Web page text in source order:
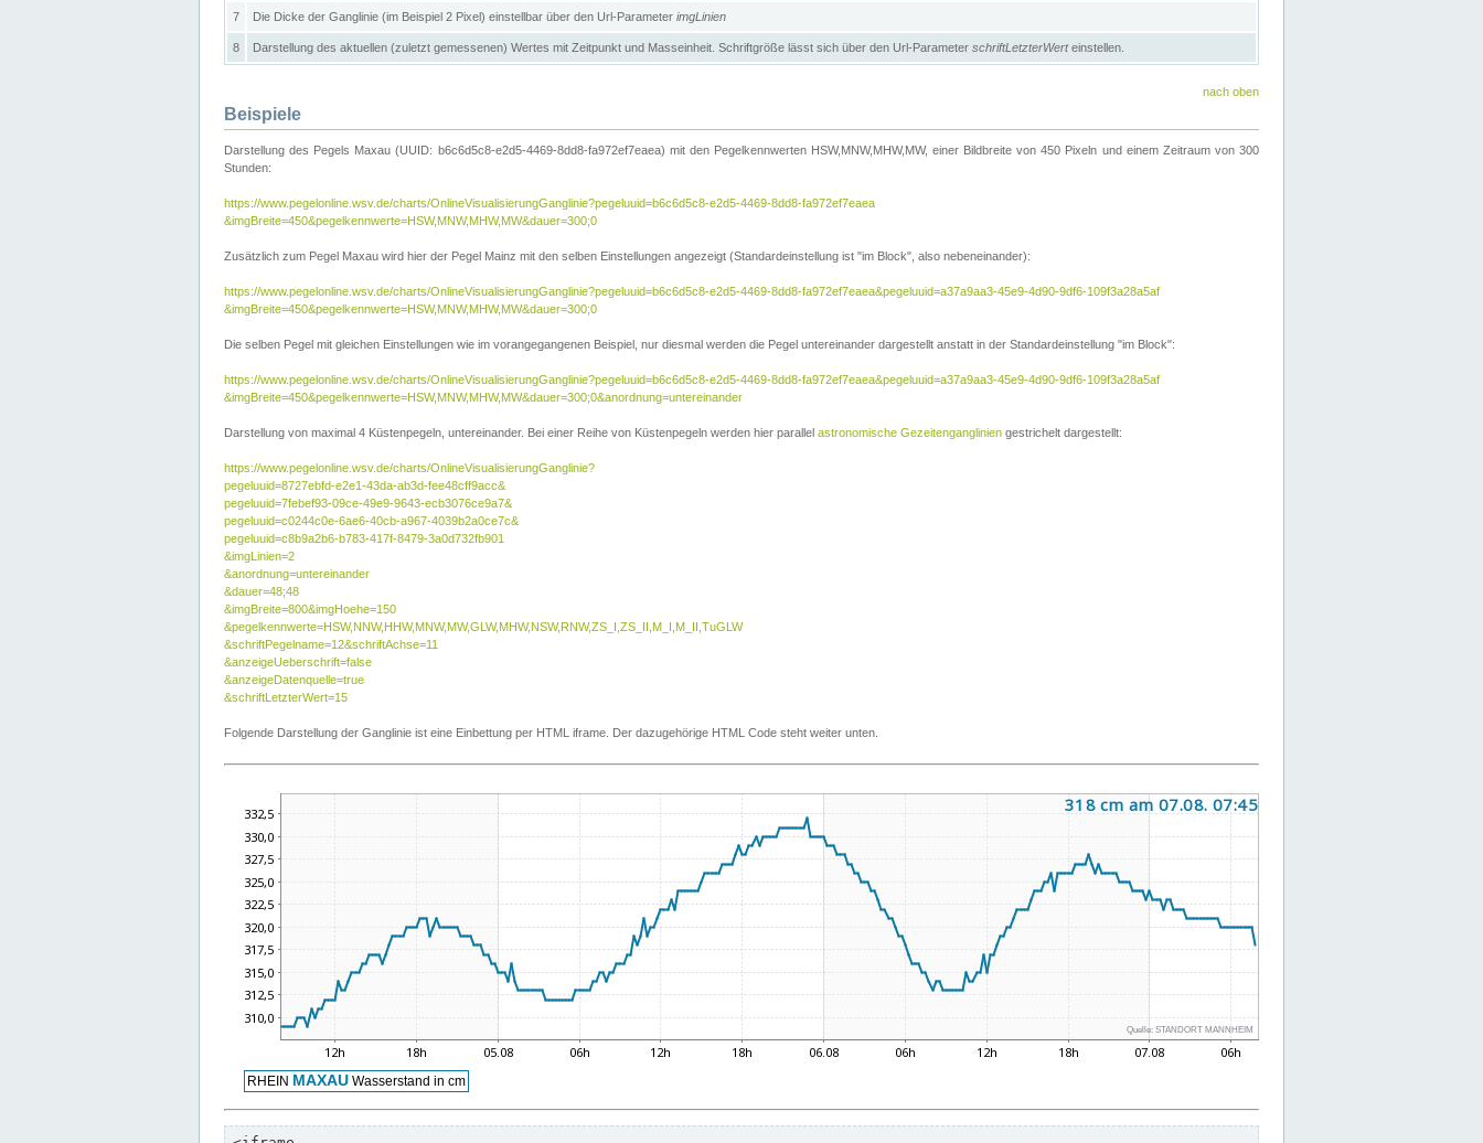
7 Die Dicke der Ganglinie (im Beispiel 2 Pixel) einstellbar über den Url-Parameter imgLinien
8 Darstellung des aktuellen (zuletzt gemessenen) Wertes mit Zeitpunkt und Masseinheit. Schriftgröße lässt sich über den Url-Parameter schriftLetzterWerteinstellen.
nach oben
Beispiele
Darstellung des Pegels Maxau (UUID: b6c6d5c8-e2d5-4469-8dd8-fa972ef7eaea) mit den Pegelkennwerten HSW,MNW,MHW,MW, einer Bildbreite von 450 Pixeln und einem Zeitraum von 300
Stunden:
https://www.pegelonline.wsv.de/charts/OnlineVisualisierungGanglinie?pegeluuid=b6c6d5c8-e2d5-4469-8dd8-fa972ef7eaea
&imgBreite=450&pegelkennwerte=HSW,MNW,MHW,MW&dauer=300;0
Zusätzlich zum Pegel Maxau wird hier der Pegel Mainz mit den selben Einstellungen angezeigt (Standardeinstellung ist "im Block", also nebeneinander):
https://www.pegelonline.wsv.de/charts/OnlineVisualisierungGanglinie?pegeluuid=b6c6d5c8-e2d5-4469-8dd8-fa972ef7eaea&pegeluuid=a37a9aa3-45e9-4d90-9df6-109f3a28a5af
&imgBreite=450&pegelkennwerte=HSW,MNW,MHW,MW&dauer=300;0
Die selben Pegel mit gleichen Einstellungen wie im vorangegangenen Beispiel, nur diesmal werden die Pegel untereinander dargestellt anstatt in der Standardeinstellung "im Block":
https://www.pegelonline.wsv.de/charts/OnlineVisualisierungGanglinie?pegeluuid=b6c6d5c8-e2d5-4469-8dd8-fa972ef7eaea&pegeluuid=a37a9aa3-45e9-4d90-9df6-109f3a28a5af
&imgBreite=450&pegelkennwerte=HSW,MNW,MHW,MW&dauer=300;0&anordnung=untereinander
Darstellung von maximal 4 Küstenpegeln, untereinander. Bei einer Reihe von Küstenpegeln werden hier parallel astronomische Gezeitenganglinien gestrichelt dargestellt:
https://www.pegelonline.wsv.de/charts/OnlineVisualisierungGanglinie?
pegeluuid=8727ebfd-e2e1-43da-ab3d-fee48cff9acc&
pegeluuid=7febef93-09ce-49e9-9643-ecb3076ce9a7&
pegeluuid=c0244c0e-6ae6-40cb-a967-4039b2a0ce7c&
pegeluuid=c8b9a2b6-b783-417f-8479-3a0d732fb901
&imgLinien=2
&anordnung=untereinander
&dauer=48;48
&imgBreite=800&imgHoehe=150
&pegelkennwerte=HSW,NNW,HHW,MNW,MW,GLW,MHW,NSW,RNW,ZS_I,ZS_II,M_I,M_II,TuGLW
&schriftPegelname=12&schriftAchse=11
&anzeigeUeberschrift=false
&anzeigeDatenquelle=true
&schriftLetzterWert=15
Folgende Darstellung der Ganglinie ist eine Einbettung per HTML iframe. Der dazugehörige HTML Code steht weiter unten.